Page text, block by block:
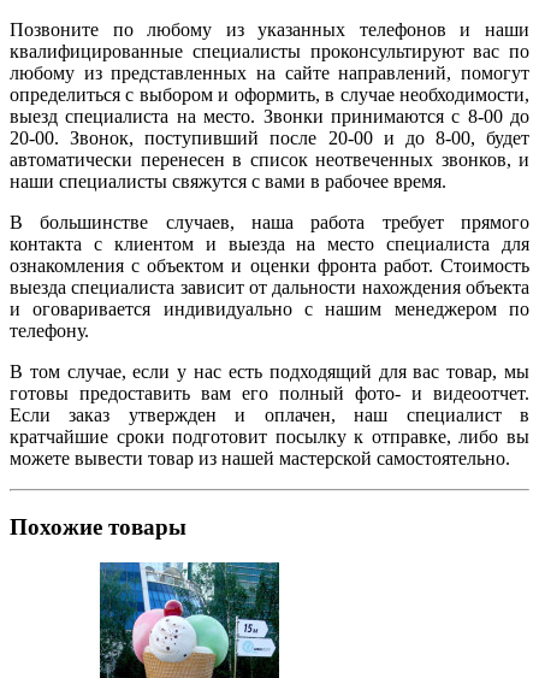
Позвоните по любому из указанных телефонов и наши
квалифицированные специалисты проконсультируют вас по
любому из представленных на сайте направлений, помогут
определиться с выбором и оформить, в случае необходимости,
выезд специалиста на место. Звонки принимаются с 8-00 до
20-00. Звонок, поступивший после 20-00 и до 8-00, будет
автоматически перенесен в список неотвеченных звонков, и
наши специалисты свяжутся с вами в рабочее время.
В большинстве случаев, наша работа требует прямого
контакта с клиентом и выезда на место специалиста для
ознакомления с объектом и оценки фронта работ. Стоимость
выезда специалиста зависит от дальности нахождения объекта
и оговаривается индивидуально с нашим менеджером по
телефону.
В том случае, если у нас есть подходящий для вас товар, мы
готовы предоставить вам его полный фото- и видеоотчет.
Если заказ утвержден и оплачен, наш специалист в
кратчайшие сроки подготовит посылку к отправке, либо вы
можете вывести товар из нашей мастерской самостоятельно.
Похожие товары